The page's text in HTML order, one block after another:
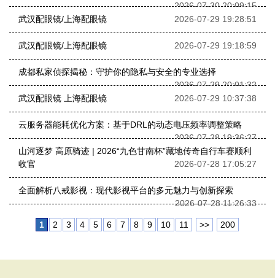
2026-07-30 20:09:15
武汉配眼镜/上海配眼镜
2026-07-29 19:28:51
武汉配眼镜/上海配眼镜 2026-07-29 19:18:59
成都私家侦探揭秘：守护你的隐私与安全的专业选择
2026-07-29 20:01:32
武汉配眼镜 上海配眼镜
2026-07-29 10:37:38
云服务器能耗优化方案：基于DRL的动态电压频率调整策略
2026-07-28 19:36:27
山河逐梦 高原骑迹 | 2026“九色甘南杯”藏地传奇自行车赛顺利
收官
2026-07-28 17:05:27
全面解析八戒影视：现代影视平台的多元魅力与创新探索
2026-07-28 11:26:33
1 2 3 4 5 6 7 8 9 10 11 >> 200